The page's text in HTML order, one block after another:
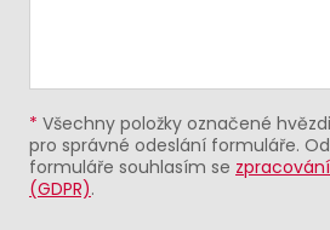
* Všechny položky označené
pro správné odeslání formuláře.
formuláře souhlasím se
(GDPR).